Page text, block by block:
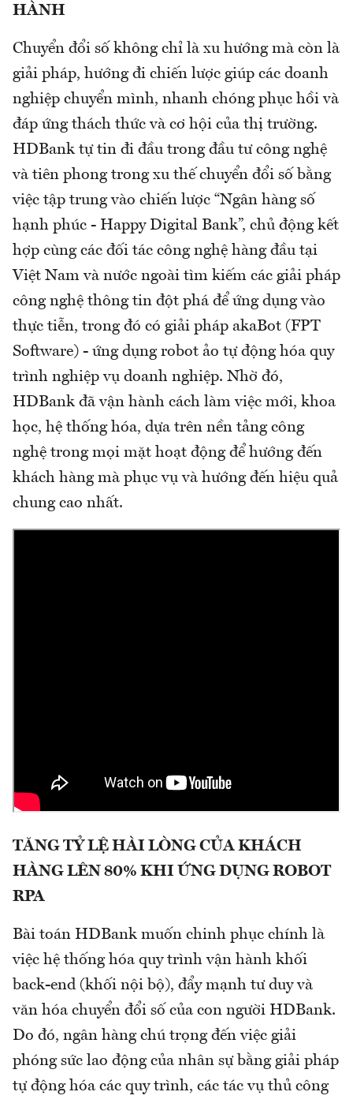
HÀNH
Chuyển đổi số không chỉ là xu hướng mà còn là
giải pháp, hướng đi chiến lược giúp các doanh
nghiệp chuyển mình, nhanh chóng phục hồi và
đáp ứng thách thức và cơ hội của thị trường.
HDBank tự tin đi đầu trong đầu tư công nghệ
và tiên phong trong xu thế chuyển đổi số bằng
việc tập trung vào chiến lược “Ngân hàng số
hạnh phúc - Happy Digital Bank”, chủ động kết
hợp cùng các đối tác công nghệ hàng đầu tại
Việt Nam và nước ngoài tìm kiếm các giải pháp
công nghệ thông tin đột phá để ứng dụng vào
thực tiễn, trong đó có giải pháp akaBot (FPT
Software) - ứng dụng robot ảo tự động hóa quy
trình nghiệp vụ doanh nghiệp. Nhờ đó,
HDBank đã vận hành cách làm việc mới, khoa
học, hệ thống hóa, dựa trên nền tảng công
nghệ trong mọi mặt hoạt động để hướng đến
khách hàng mà phục vụ và hướng đến hiệu quả
chung cao nhất.
TĂNG TỶ LỆ HÀI LÒNG CỦA KHÁCH
HÀNG LÊN 80% KHI ỨNG DỤNG ROBOT
RPA
Bài toán HDBank muốn chinh phục chính là
việc hệ thống hóa quy trình vận hành khối
back-end (khối nội bộ), đẩy mạnh tư duy và
văn hóa chuyển đổi số của con người HDBank.
Do đó, ngân hàng chú trọng đến việc giải
phóng sức lao động của nhân sự bằng giải pháp
tự động hóa các quy trình, các tác vụ thủ công